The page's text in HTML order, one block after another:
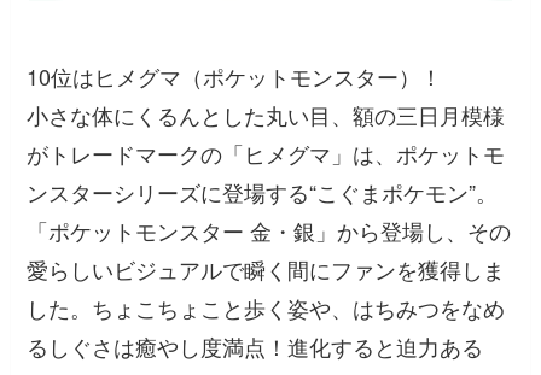
10位はヒメグマ（ポケットモンスター）！
小さな体にくるんとした丸い目、額の三日月模様
がトレードマークの「ヒメグマ」は、ポケットモ
ンスターシリーズに登場する“こぐまポケモン”。
「ポケットモンスター 金・銀」から登場し、その
愛らしいビジュアルで瞬く間にファンを獲得しま
した。ちょこちょこと歩く姿や、はちみつをなめ
るしぐさは癒やし度満点！進化すると迫力ある